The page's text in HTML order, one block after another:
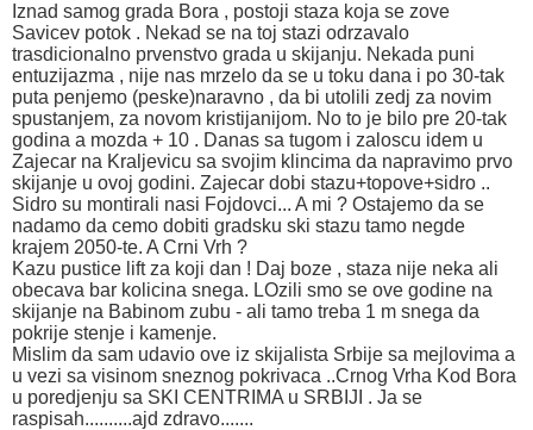
Iznad samog grada Bora , postoji staza koja se zove
Savicev potok . Nekad se na toj stazi odrzavalo
trasdicionalno prvenstvo grada u skijanju. Nekada puni
entuzijazma , nije nas mrzelo da se u toku dana i po 30-tak
puta penjemo (peske)naravno , da bi utolili zedj za novim
spustanjem, za novom kristijanijom. No to je bilo pre 20-tak
godina a mozda + 10 . Danas sa tugom i zaloscu idem u
Zajecar na Kraljevicu sa svojim klincima da napravimo prvo
skijanje u ovoj godini. Zajecar dobi stazu+topove+sidro ..
Sidro su montirali nasi Fojdovci... A mi ? Ostajemo da se
nadamo da cemo dobiti gradsku ski stazu tamo negde
krajem 2050-te. A Crni Vrh ?
Kazu pustice lift za koji dan ! Daj boze , staza nije neka ali
obecava bar kolicina snega. LOzili smo se ove godine na
skijanje na Babinom zubu - ali tamo treba 1 m snega da
pokrije stenje i kamenje.
Mislim da sam udavio ove iz skijalista Srbije sa mejlovima a
u vezi sa visinom sneznog pokrivaca ..Crnog Vrha Kod Bora
u poredjenju sa SKI CENTRIMA u SRBIJI . Ja se
raspisah..........ajd zdravo.......